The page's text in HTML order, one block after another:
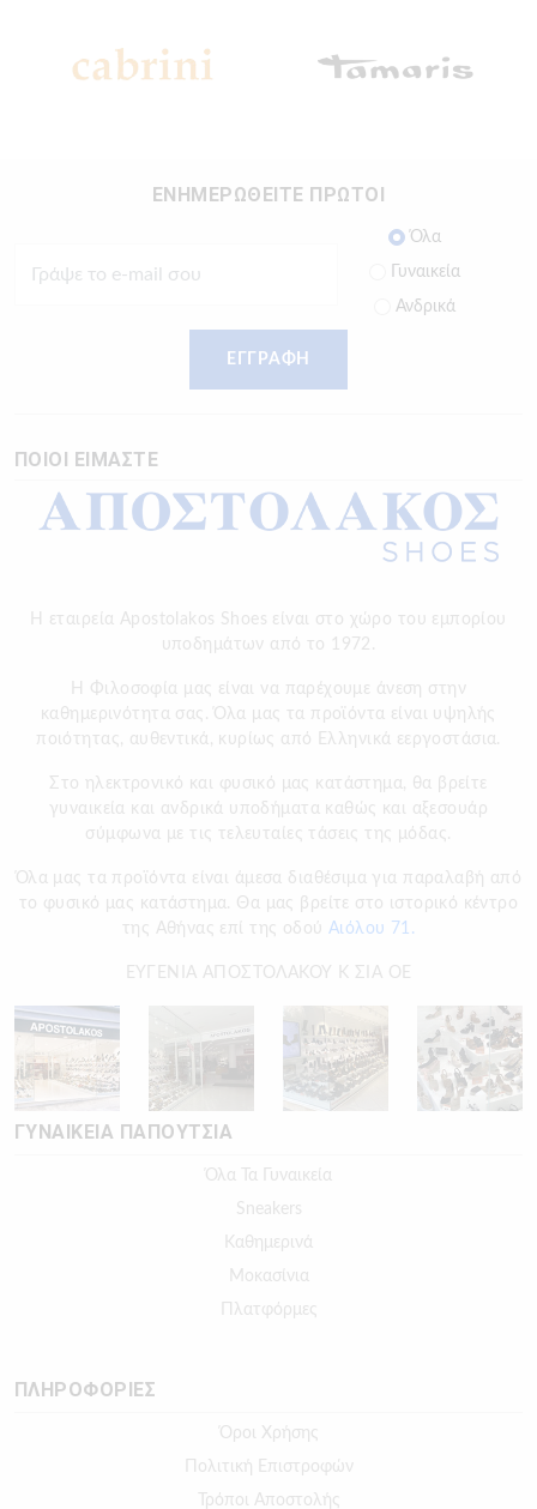
ΕΝΗΜΕΡΩΘΕΙΤΕ ΠΡΩΤΟΙ
Όλα
Γυναικεία
Ανδρικά
ΕΓΓΡΑΦΗ
ΠΟΙΟΙ ΕΙΜΑΣΤΕ
Η εταιρεία Apostolakos Shoes είναι στο χώρο του εμπορίου
υποδημάτων από το 1972.
H Φιλοσοφία μας είναι να παρέχουμε άνεση στην
καθημερινότητα σας. Όλα μας τα προϊόντα είναι υψηλής
ποιότητας, αυθεντικά, κυρίως από Ελληνικά εεργοστάσια.
Στο ηλεκτρονικό και φυσικό μας κατάστημα, θα βρείτε
γυναικεία και ανδρικά υποδήματα καθώς και αξεσουάρ
σύμφωνα με τις τελευταίες τάσεις της μόδας.
Όλα μας τα προϊόντα είναι άμεσα διαθέσιμα για παραλαβή από
το φυσικό μας κατάστημα. Θα μας βρείτε στο ιστορικό κέντρο
της Αθήνας επί της οδού Αιόλου 71.
ΕΥΓΕΝΙΑ ΑΠΟΣΤΟΛΑΚΟΥ Κ ΣΙΑ ΟΕ
ΓΥΝΑΙΚΕΙΑ ΠΑΠΟΥΤΣΙΑ
Όλα Τα Γυναικεία
Sneakers
Καθημερινά
Μοκασίνια
Πλατφόρμες
ΠΛΗΡΟΦΟΡΙΕΣ
Όροι Χρήσης
Πολιτική Επιστροφών
Τρόποι Αποστολής